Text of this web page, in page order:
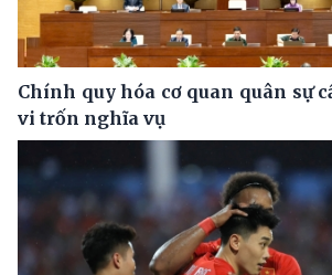
Chính quy hóa cơ quan quân sự
vi trốn nghĩa vụ